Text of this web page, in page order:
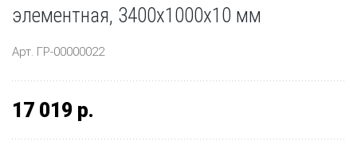
элементная, 3400x1000x10 мм
Арт. ГР-00000022
17 019 р.